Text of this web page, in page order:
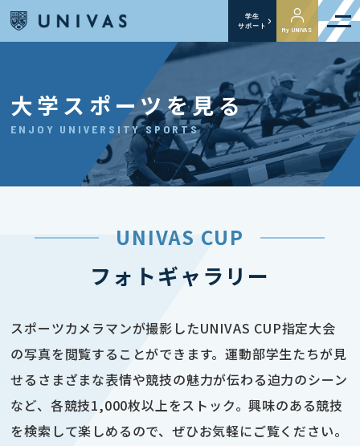
学生
サポート
My UNIVAS
大学スポーツを見る
ENJOY UNIVERSITY SPORTS
UNIVAS CUP
フォトギャラリー
スポーツカメラマンが撮影したUNIVAS CUP指定大会
の写真を閲覧することができます。運動部学生たちが見
せるさまざまな表情や競技の魅力が伝わる迫力のシーン
など、各競技1,000枚以上をストック。興味のある競技
を検索して楽しめるので、ぜひお気軽にご覧ください。